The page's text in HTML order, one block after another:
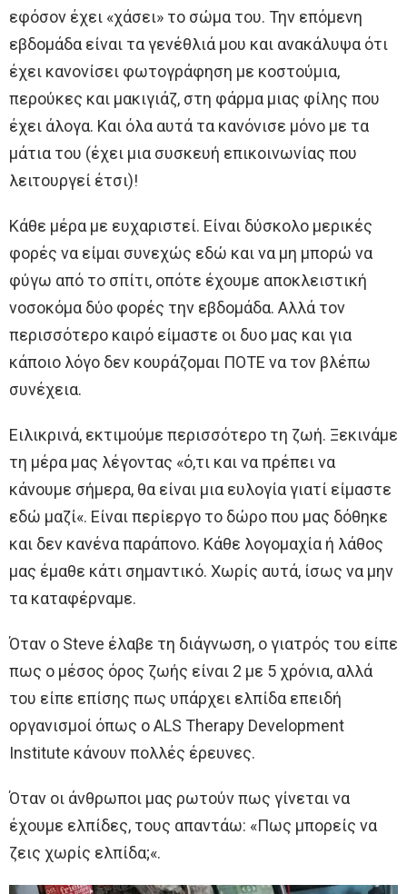
εφόσον έχει «χάσει» το σώμα του. Την επόμενη
εβδομάδα είναι τα γενέθλιά μου και ανακάλυψα ότι
έχει κανονίσει φωτογράφηση με κοστούμια,
περούκες και μακιγιάζ, στη φάρμα μιας φίλης που
έχει άλογα. Και όλα αυτά τα κανόνισε μόνο με τα
μάτια του (έχει μια συσκευή επικοινωνίας που
λειτουργεί έτσι)!
Κάθε μέρα με ευχαριστεί. Είναι δύσκολο μερικές
φορές να είμαι συνεχώς εδώ και να μη μπορώ να
φύγω από το σπίτι, οπότε έχουμε αποκλειστική
νοσοκόμα δύο φορές την εβδομάδα. Αλλά τον
περισσότερο καιρό είμαστε οι δυο μας και για
κάποιο λόγο δεν κουράζομαι ΠΟΤΕ να τον βλέπω
συνέχεια.
Ειλικρινά, εκτιμούμε περισσότερο τη ζωή. Ξεκινάμε
τη μέρα μας λέγοντας «ό,τι και να πρέπει να
κάνουμε σήμερα, θα είναι μια ευλογία γιατί είμαστε
εδώ μαζί«. Είναι περίεργο το δώρο που μας δόθηκε
και δεν κανένα παράπονο. Κάθε λογομαχία ή λάθος
μας έμαθε κάτι σημαντικό. Χωρίς αυτά, ίσως να μην
τα καταφέρναμε.
Όταν ο Steve έλαβε τη διάγνωση, ο γιατρός του είπε
πως ο μέσος όρος ζωής είναι 2 με 5 χρόνια, αλλά
του είπε επίσης πως υπάρχει ελπίδα επειδή
οργανισμοί όπως ο ALS Therapy Development
Institute κάνουν πολλές έρευνες.
Όταν οι άνθρωποι μας ρωτούν πως γίνεται να
έχουμε ελπίδες, τους απαντάω: «Πως μπορείς να
ζεις χωρίς ελπίδα;«.